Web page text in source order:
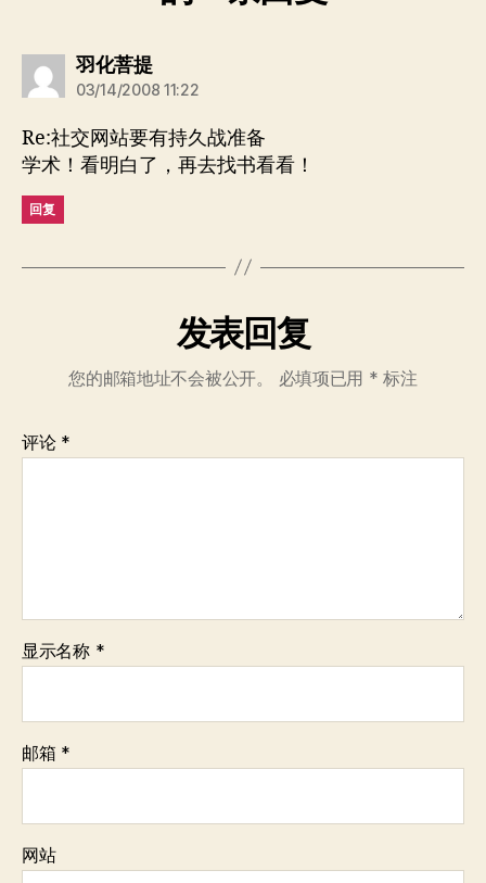
羽化菩提说：
03/14/2008 11:22
Re:社交网站要有持久战准备
学术！看明白了，再去找书看看！
回复
发表回复
您的邮箱地址不会被公开。 必填项已用 * 标注
评论 *
显示名称 *
邮箱 *
网站